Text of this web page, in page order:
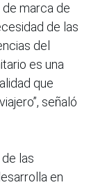
de marca de
de las
del
es una
que
señaló
las
en